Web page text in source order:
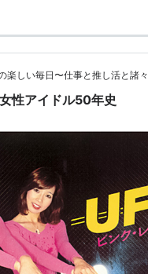
楽しい毎日〜仕事と推し活と諸々
性アイドル50年史